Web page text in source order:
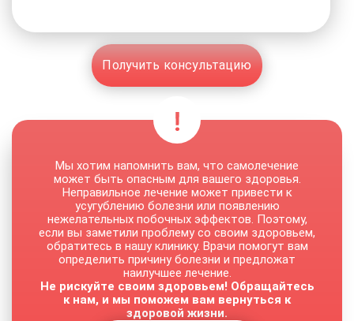
Получить консультацию
Мы хотим напомнить вам, что самолечение
может быть опасным для вашего здоровья.
Неправильное лечение может привести к
усугублению болезни или появлению
нежелательных побочных эффектов. Поэтому,
если вы заметили проблему со своим здоровьем,
обратитесь в нашу клинику. Врачи помогут вам
определить причину болезни и предложат
наилучшее лечение.
Не рискуйте своим здоровьем! Обращайтесь
к нам, и мы поможем вам вернуться к
здоровой жизни.